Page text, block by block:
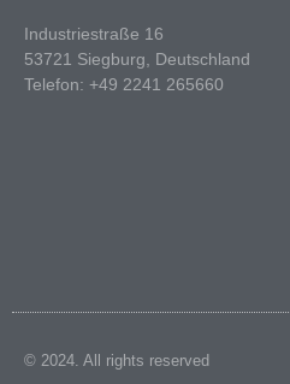
Industriestraße 16
53721 Siegburg, Deutschland
Telefon: +49 2241 265660
© 2024. All rights reserved